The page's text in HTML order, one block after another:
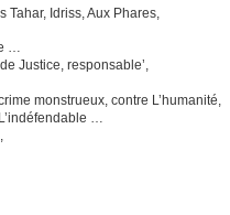
Tahar, Idriss, Aux Phares,
…
Justice, responsable’,
monstrueux, contre L’humanité,
…